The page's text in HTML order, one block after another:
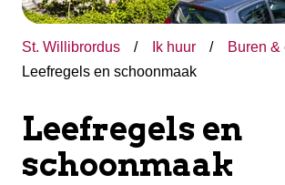
St. Willibrordus Ik huur
Buren &
Leefregels en schoonmaak
Leefregels en
schoonmaak